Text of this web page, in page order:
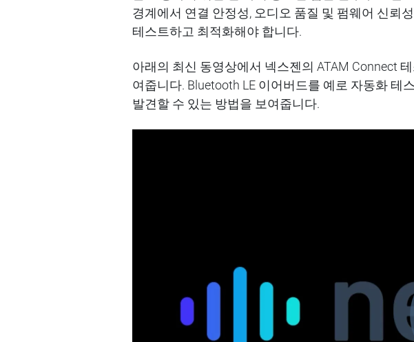
경계에서 연결 안정성, 오디오 품질 및 펌웨어 신뢰
테스트하고 최적화해야 합니다.
아래의 최신 동영상에서 넥스젠의 ATAM Connect
여줍니다. Bluetooth LE 이어버드를 예로 자동화 테
발견할 수 있는 방법을 보여줍니다.